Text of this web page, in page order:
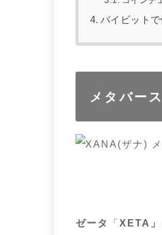
バイビット
メタバース
ゼータ 「 XETA」